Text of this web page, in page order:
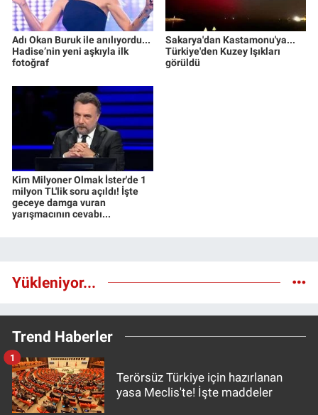
Adı Okan Buruk ile anılıyordu...
Hadise’nin yeni aşkıyla ilk
fotoğraf
Sakarya'dan Kastamonu'ya...
Türkiye'den Kuzey Işıkları
görüldü
Kim Milyoner Olmak İster'de 1
milyon TL'lik soru açıldı! İşte
geceye damga vuran
yarışmacının cevabı...
Yükleniyor...
Trend Haberler
Terörsüz Türkiye için hazırlanan
yasa Meclis'te! İşte maddeler
1